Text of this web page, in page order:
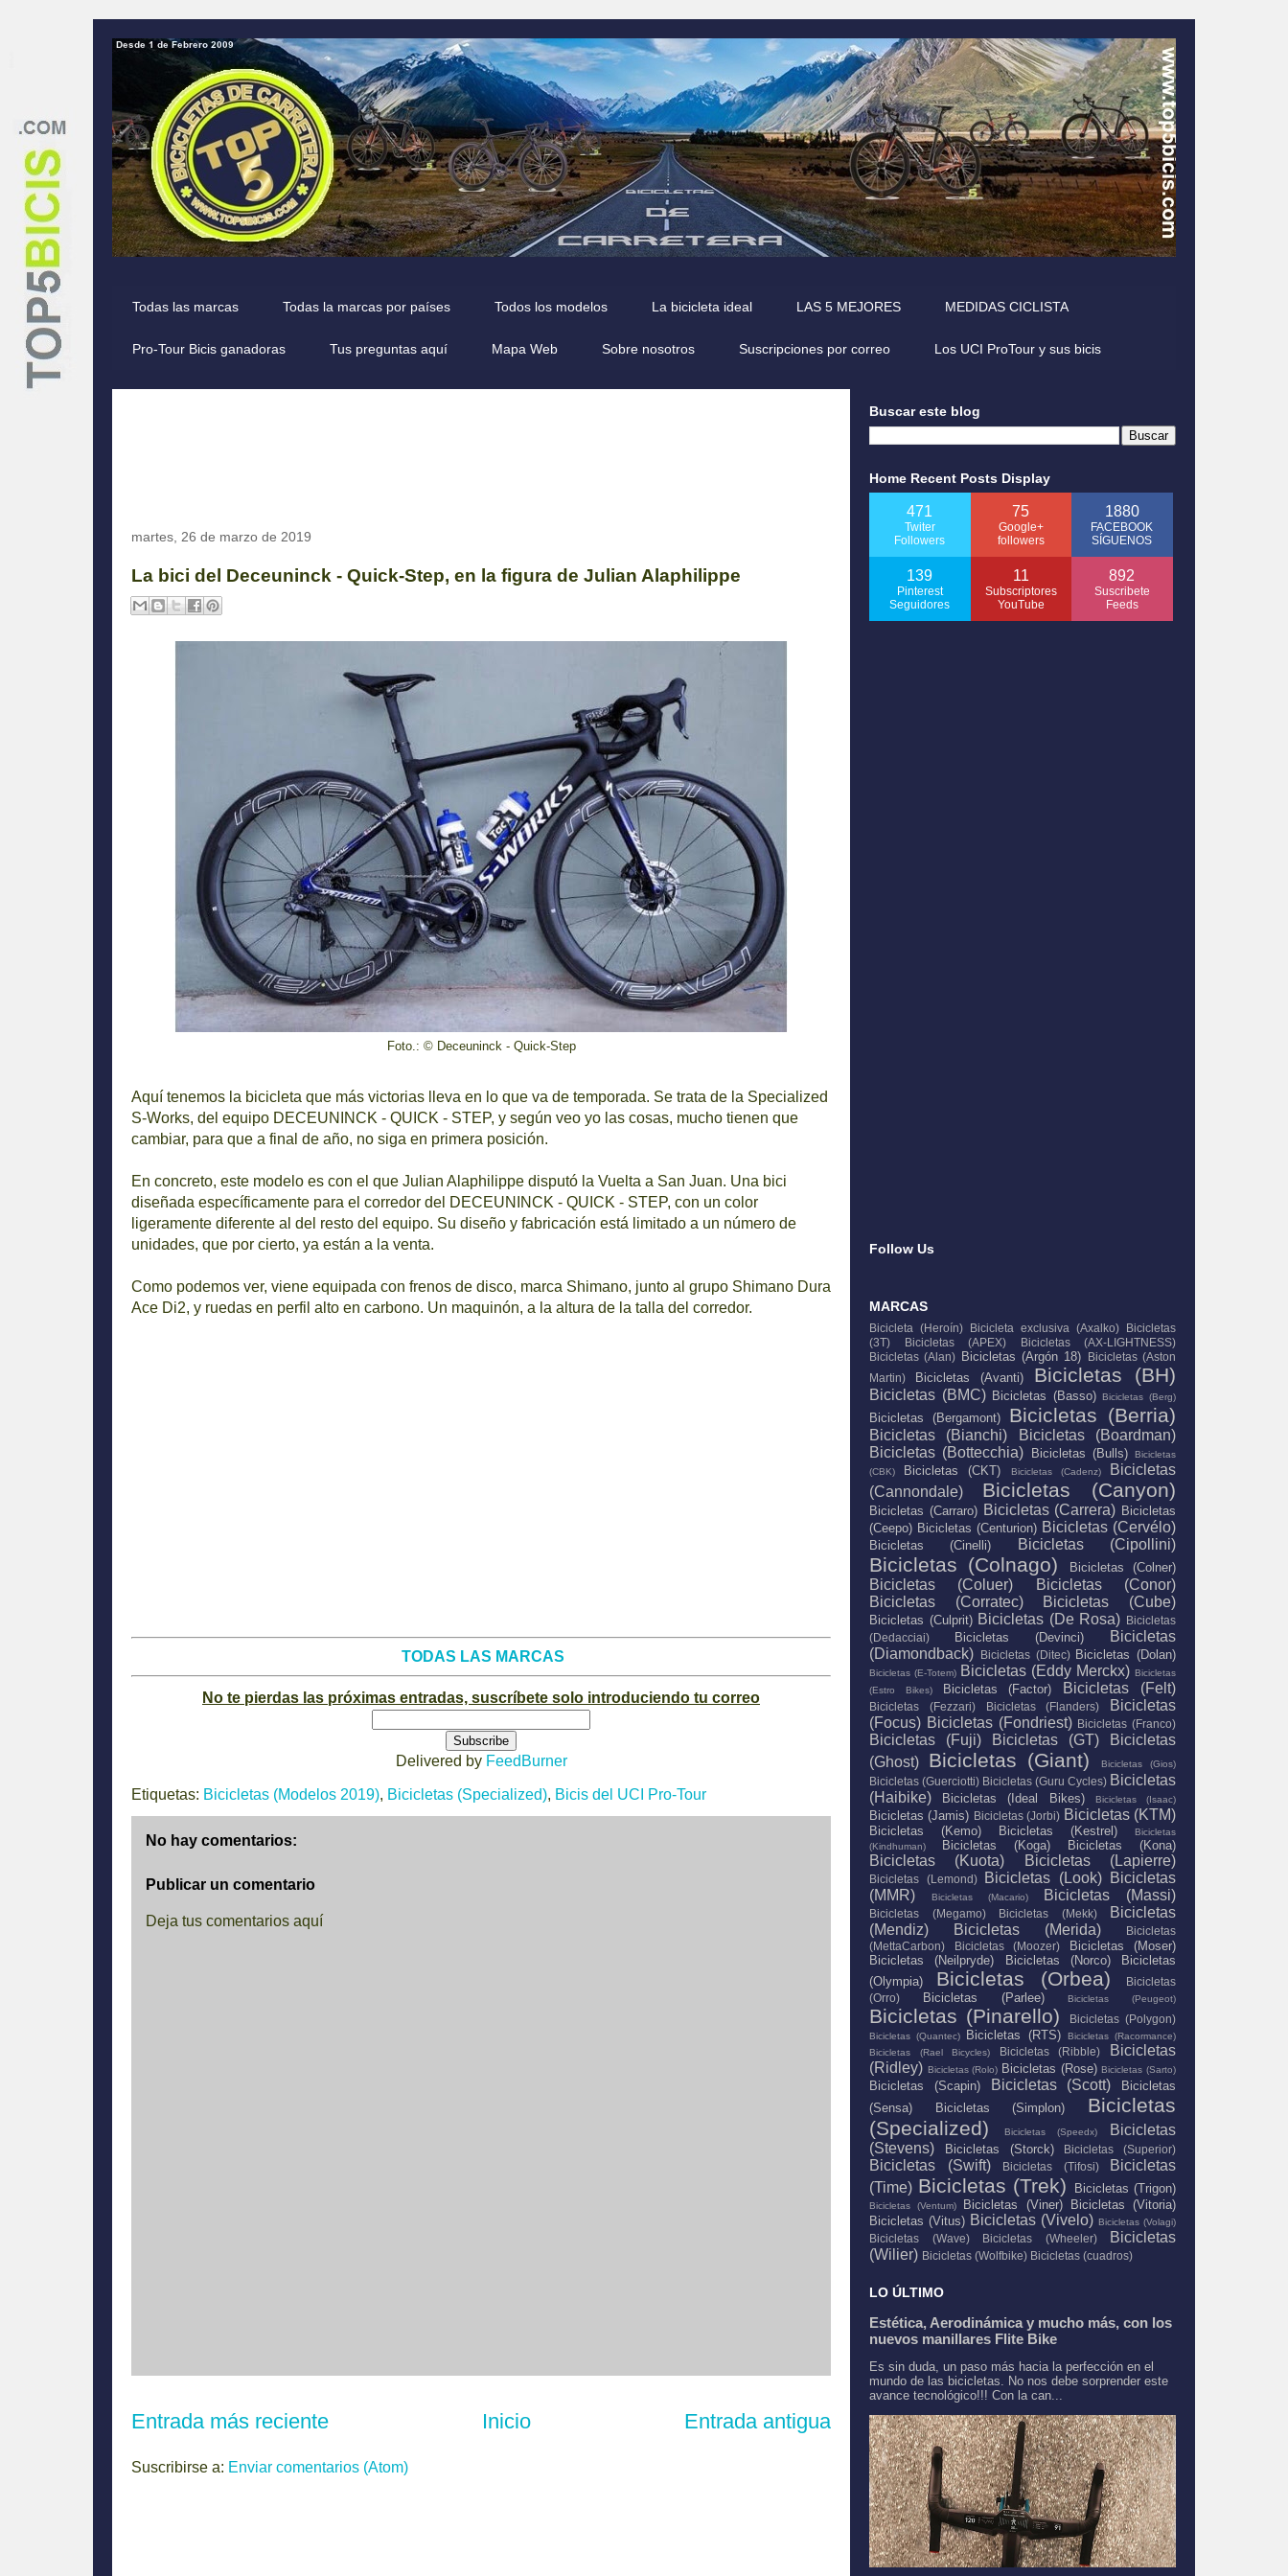
Todas las marcas Todas la marcas por países Todos los modelos La bicicleta ideal LAS 5 MEJORES MEDIDAS CICLISTA
Pro-Tour Bicis ganadoras Tus preguntas aquí Mapa Web Sobre nosotros Suscripciones por correo Los UCI ProTour y sus bicis
martes, 26 de marzo de 2019
La bici del Deceuninck - Quick-Step, en la figura de Julian Alaphilippe
Foto.: © Deceuninck - Quick-Step
Aquí tenemos la bicicleta que más victorias lleva en lo que va de temporada. Se trata de la Specialized
S-Works, del equipo DECEUNINCK - QUICK - STEP, y según veo yo las cosas, mucho tienen que
cambiar, para que a final de año, no siga en primera posición.
En concreto, este modelo es con el que Julian Alaphilippe disputó la Vuelta a San Juan. Una bici
diseñada específicamente para el corredor del DECEUNINCK - QUICK - STEP, con un color
ligeramente diferente al del resto del equipo. Su diseño y fabricación está limitado a un número de
unidades, que por cierto, ya están a la venta.
Como podemos ver, viene equipada con frenos de disco, marca Shimano, junto al grupo Shimano Dura
Ace Di2, y ruedas en perfil alto en carbono. Un maquinón, a la altura de la talla del corredor.
TODAS LAS MARCAS
No te pierdas las próximas entradas, suscríbete solo introduciendo tu correo
Delivered by FeedBurner
Etiquetas: Bicicletas (Modelos 2019), Bicicletas (Specialized), Bicis del UCI Pro-Tour
No hay comentarios:
Publicar un comentario
Deja tus comentarios aquí
Entrada más reciente Entrada antigua
Inicio
Suscribirse a: Enviar comentarios (Atom)
Buscar este blog
Home Recent Posts Display
471
Twiter
Followers
75
Google+
followers
1880
FACEBOOK
SÍGUENOS
139
Pinterest
Seguidores
11
Subscriptores
YouTube
892
Suscribete
Feeds
Follow Us
MARCAS
Bicicleta (Heroín) Bicicleta exclusiva (Axalko)
Bicicletas
(3T)
Bicicletas (APEX)
Bicicletas (AX-LIGHTNESS)
Bicicletas (Alan)
Bicicletas (Argón 18)
Bicicletas (Aston
Martin)
Bicicletas (Avanti) Bicicletas (BH)
Bicicletas (BMC) Bicicletas (Basso) Bicicletas (Berg)
Bicicletas (Bergamont) Bicicletas (Berria)
Bicicletas (Bianchi)
Bicicletas (Boardman)
Bicicletas (Bottecchia)
Bicicletas (Bulls)
Bicicletas
(CBK)
Bicicletas (CKT) Bicicletas (Cadenz)
Bicicletas
(Cannondale)
Bicicletas (Canyon)
Bicicletas (Carraro) Bicicletas (Carrera) Bicicletas
(Ceepo) Bicicletas (Centurion) Bicicletas (Cervélo)
Bicicletas (Cinelli) Bicicletas (Cipollini)
Bicicletas (Colnago) Bicicletas (Colner)
Bicicletas (Coluer)
Bicicletas (Conor)
Bicicletas (Corratec)
Bicicletas (Cube)
Bicicletas (Culprit) Bicicletas (De Rosa) Bicicletas
(Dedacciai)
Bicicletas (Devinci)
Bicicletas
(Diamondback)
Bicicletas (Ditec) Bicicletas (Dolan)
Bicicletas (E-Totem) Bicicletas (Eddy Merckx) Bicicletas
(Estro Bikes)
Bicicletas (Factor) Bicicletas (Felt)
Bicicletas (Fezzari) Bicicletas (Flanders)
Bicicletas
(Focus) Bicicletas (Fondriest) Bicicletas (Franco)
Bicicletas (Fuji) Bicicletas (GT)
Bicicletas
(Ghost)
Bicicletas (Giant) Bicicletas (Gios)
Bicicletas (Guerciotti) Bicicletas (Guru Cycles) Bicicletas
(Haibike)
Bicicletas (Ideal Bikes) Bicicletas (Isaac)
Bicicletas (Jamis) Bicicletas (Jorbi) Bicicletas (KTM)
Bicicletas (Kemo) Bicicletas (Kestrel)
Bicicletas
(Kindhuman)
Bicicletas (Koga) Bicicletas (Kona)
Bicicletas (Kuota) Bicicletas (Lapierre)
Bicicletas (Lemond) Bicicletas (Look)
Bicicletas
(MMR)
Bicicletas (Macario) Bicicletas (Massi)
Bicicletas (Megamo) Bicicletas (Mekk)
Bicicletas
(Mendiz)
Bicicletas (Merida)
Bicicletas
(MettaCarbon)
Bicicletas (Moozer)
Bicicletas (Moser)
Bicicletas (Neilpryde)
Bicicletas (Norco)
Bicicletas
(Olympia)
Bicicletas (Orbea)
Bicicletas
(Orro)
Bicicletas (Parlee) Bicicletas (Peugeot)
Bicicletas (Pinarello) Bicicletas (Polygon)
Bicicletas (Quantec) Bicicletas (RTS)
Bicicletas (Racormance)
Bicicletas (Rael Bicycles)
Bicicletas (Ribble)
Bicicletas
(Ridley) Bicicletas (Rolo) Bicicletas (Rose) Bicicletas (Sarto)
Bicicletas (Scapin) Bicicletas (Scott)
Bicicletas
(Sensa)
Bicicletas (Simplon)
Bicicletas
(Specialized)
Bicicletas (Speedx)
Bicicletas
(Stevens)
Bicicletas (Storck) Bicicletas (Superior)
Bicicletas (Swift) Bicicletas (Tifosi)
Bicicletas
(Time) Bicicletas (Trek) Bicicletas (Trigon)
Bicicletas (Ventum) Bicicletas (Viner)
Bicicletas (Vitoria)
Bicicletas (Vitus) Bicicletas (Vivelo) Bicicletas (Volagi)
Bicicletas (Wave) Bicicletas (Wheeler)
Bicicletas
(Wilier) Bicicletas (Wolfbike) Bicicletas (cuadros)
LO ÚLTIMO
Estética, Aerodinámica y mucho más, con los
nuevos manillares Flite Bike
Es sin duda, un paso más hacia la perfección en el
mundo de las bicicletas. No nos debe sorprender este
avance tecnológico!!! Con la can...